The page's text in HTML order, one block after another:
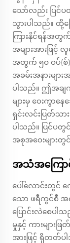
သော်လည်း ပြင်
သွားပါသည်။ ထို့
ကြားနိုင်ရန်အတွ
အများအားဖြင့်
အတွက် ၅ဝ ဝပ်(စ်)
အခမ်းအနားမ
ပါသည်။ ဤအချ
များမှ ဝေးကွာ
ရှင်းလင်းပြတ်သ
ပါသည်။ ပြင်ပတွ
အစုအဝေးများ
အသံအကြော
ပေါ်လောင်းတွင်
သော ဖရီကွင်စီ
ပြောင်းလဲစေပ
မှုနှင့် ကားများ
အားဖြင့် ရှိတတ်